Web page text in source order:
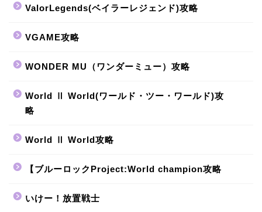
ValorLegends(ベイラーレジェンド)攻略
VGAME攻略
WONDER MU（ワンダーミュー）攻略
World Ⅱ World(ワールド・ツー・ワールド)攻
略
World Ⅱ World攻略
【ブルーロックProject:World champion攻略
いけー！放置戦士